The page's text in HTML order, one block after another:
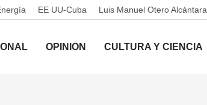
EE UU-Cuba Luis Manuel Otero Alcántara
OPINIÓN CULTURA Y CIENCIA